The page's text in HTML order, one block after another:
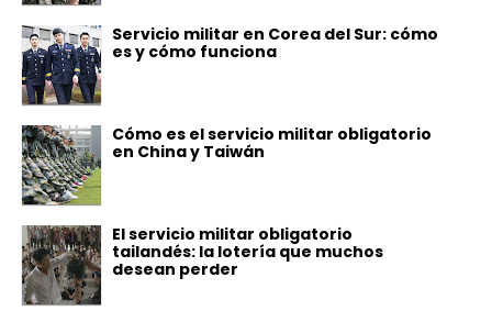
Servicio militar en Corea del Sur: cómo
es y cómo funciona
Cómo es el servicio militar obligatorio
en China y Taiwán
El servicio militar obligatorio
tailandés: la lotería que muchos
desean perder